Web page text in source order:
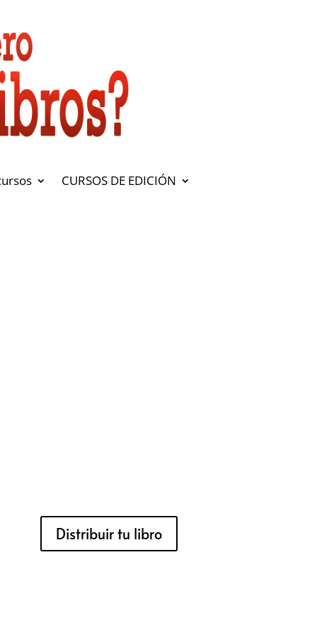
CURSOS DE EDICIÓN
Distribuir tu libro